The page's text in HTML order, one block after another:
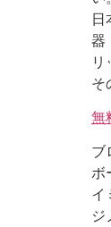
器
そ
無
ブ
ボ
イ
ジ